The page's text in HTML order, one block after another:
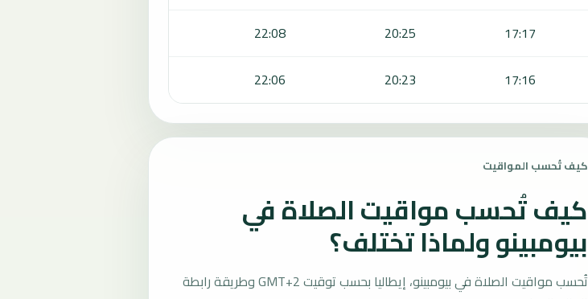
17:17
20:25
22:08
17:16
20:23
22:06
كيف تُحسب المواقيت
كيف تُحسب مواقيت الصلاة في
بيومبينو ولماذا تختلف؟
تُحسب مواقيت الصلاة في بيومبينو، إيطاليا بحسب توقيت GMT+2 وطريقة رابطة